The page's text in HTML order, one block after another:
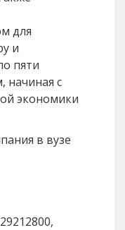
для
и
пяти
начиная с
экономики
в вузе